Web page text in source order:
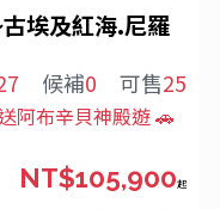
埃及紅海.尼羅
候補0 可售25
阿布辛貝神殿遊 🚗
NT$105,900起